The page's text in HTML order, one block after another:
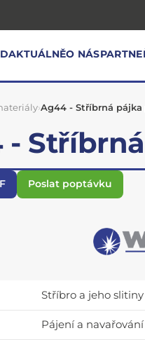
AKTUÁLNĚO NÁS
›Ag44 - Stříbrná
-
Poslat poptávku
Stříbro a jeho slitiny
Pájení a